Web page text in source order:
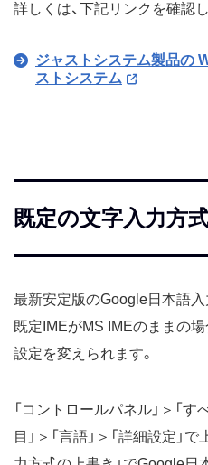
詳しくは、下記リンクを確認
ジャストシステム製品の
ストシステム
既定の文字入力方
最新安定版のGoogle日本語
既定IMEがMS IMEのままの
設定を変えられます。
「コントロールパネル」＞「
目」＞「言語」＞「詳細設定」